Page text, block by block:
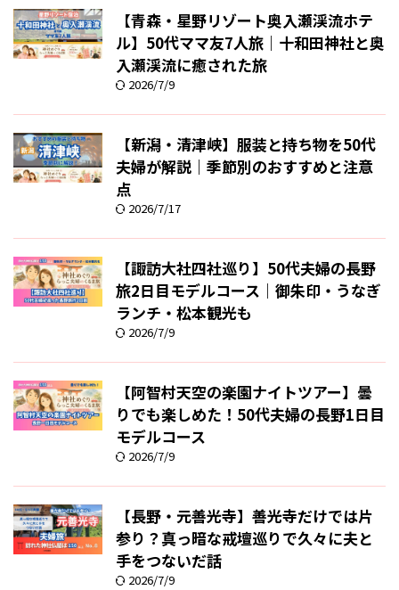
【青森・星野リゾート奥入瀬渓流ホテ
ル】50代ママ友7人旅｜十和田神社と奥
入瀬渓流に癒された旅
2026/7/9
【新潟・清津峡】服装と持ち物を50代
夫婦が解説｜季節別のおすすめと注意
点
2026/7/17
【諏訪大社四社巡り】50代夫婦の長野
旅2日目モデルコース｜御朱印・うなぎ
ランチ・松本観光も
2026/7/9
【阿智村天空の楽園ナイトツアー】曇
りでも楽しめた！50代夫婦の長野1日目
モデルコース
2026/7/9
【長野・元善光寺】善光寺だけでは片
参り？真っ暗な戒壇巡りで久々に夫と
手をつないだ話
2026/7/9